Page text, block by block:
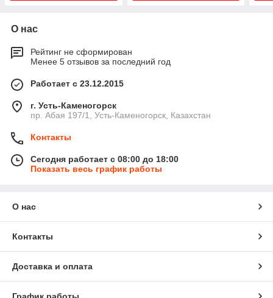
О нас
Рейтинг не сформирован
Менее 5 отзывов за последний год
Работает с 23.12.2015
г. Усть-Каменогорск
пр. Абая 197/1, Усть-Каменогорск, Казахстан
Контакты
Сегодня работает с 08:00 до 18:00
Показать весь график работы
О нас
Контакты
Доставка и оплата